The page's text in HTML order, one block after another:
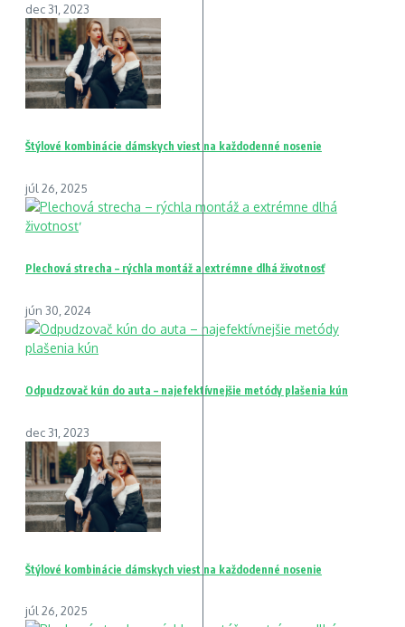
dec 31, 2023
Štýlové kombinácie dámskych viest na každodenné nosenie
júl 26, 2025
Plechová strecha – rýchla montáž a extrémne dlhá životnosť
jún 30, 2024
Odpudzovač kún do auta – najefektívnejšie metódy plašenia kún
dec 31, 2023
Štýlové kombinácie dámskych viest na každodenné nosenie
júl 26, 2025